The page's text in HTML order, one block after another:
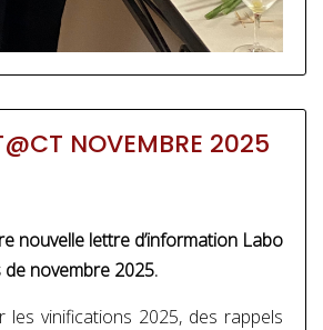
NOVEMBRE 2025
nouvelle lettre d’information Labo
novembre 2025.
les vinifications 2025, des rappels